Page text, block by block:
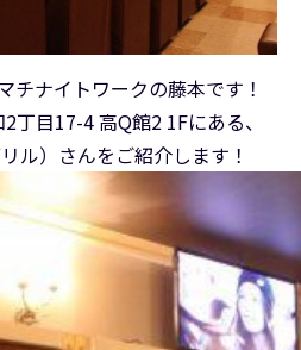
ナイトワークの藤本です！
丁目17-4 高Q館2 1Fにある、
ル）さんをご紹介します！